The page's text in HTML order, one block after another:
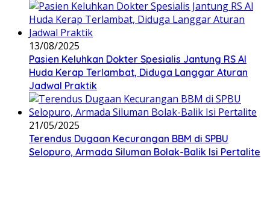
13/08/2025
Pasien Keluhkan Dokter Spesialis Jantung RS Al
Huda Kerap Terlambat, Diduga Langgar Aturan
Jadwal Praktik
21/05/2025
Terendus Dugaan Kecurangan BBM di SPBU
Selopuro, Armada Siluman Bolak-Balik Isi Pertalite